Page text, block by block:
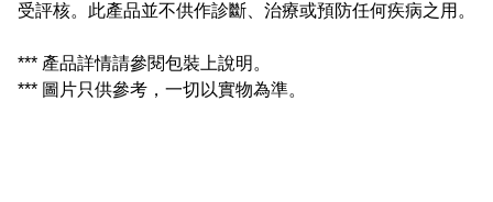
受評核。此產品並不供作診斷、治療或預防任何疾病之用。
*** 產品詳情請參閱包裝上說明。
*** 圖片只供參考，一切以實物為準。